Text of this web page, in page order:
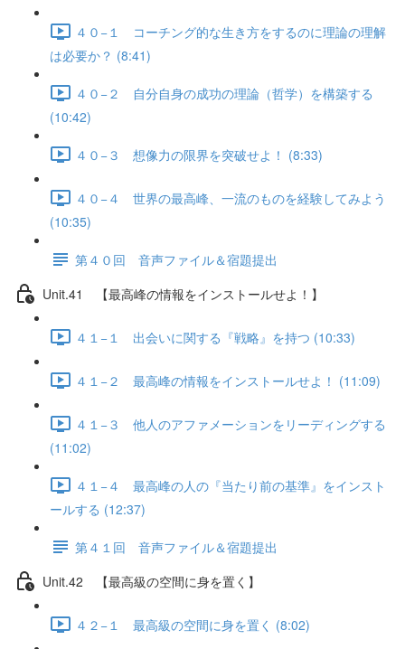
４０−１ コーチング的な生き方をするのに理論の理解
は必要か？ (8:41)
４０−２ 自分自身の成功の理論（哲学）を構築する
(10:42)
４０−３ 想像力の限界を突破せよ！ (8:33)
４０−４ 世界の最高峰、一流のものを経験してみよう
(10:35)
第４０回 音声ファイル＆宿題提出
Unit.41 【最高峰の情報をインストールせよ！】
４１−１ 出会いに関する『戦略』を持つ (10:33)
４１−２ 最高峰の情報をインストールせよ！ (11:09)
４１−３ 他人のアファメーションをリーディングする
(11:02)
４１−４ 最高峰の人の『当たり前の基準』をインスト
ールする (12:37)
第４１回 音声ファイル＆宿題提出
Unit.42 【最高級の空間に身を置く】
４２−１ 最高級の空間に身を置く (8:02)